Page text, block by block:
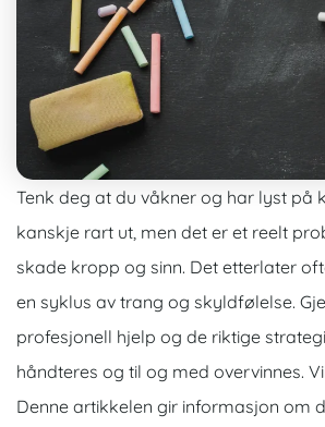
Tenk deg at du våkner og har lyst på
kanskje rart ut, men det er et reelt
skade kropp og sinn. Det etterlater
en syklus av trang og skyldfølelse.
profesjonell hjelp og de riktige
håndteres og til og med overvinnes.
Denne artikkelen gir informasjon om